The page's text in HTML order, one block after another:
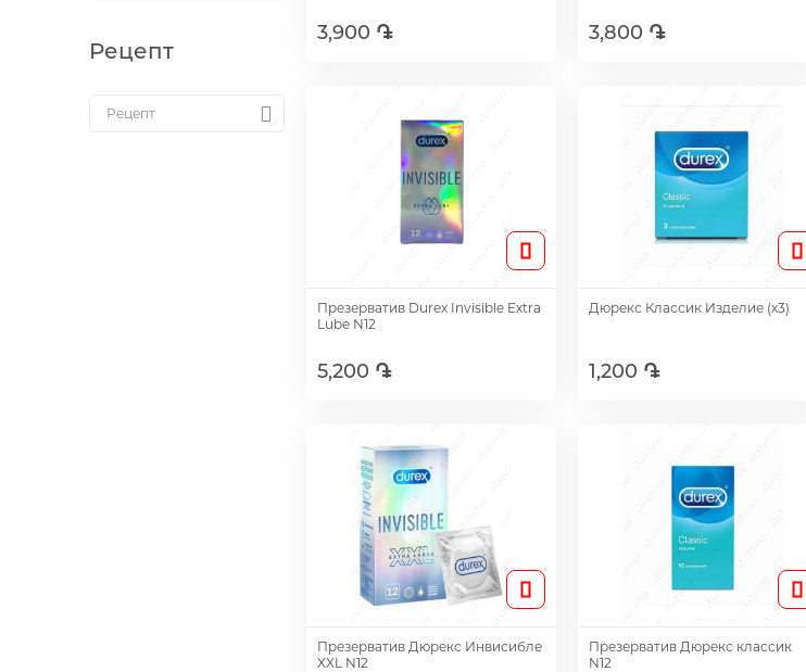
Рецепт
3,900 ֏ 3,800 ֏
Презерватив Durex Invisible Extra
Lube N12
5,200 ֏
Дюрекс Классик Изделие (х3)
1,200 ֏
Презерватив Дюрекс Инвисибле
XXL N12
Презерватив Дюрекс классик
N12